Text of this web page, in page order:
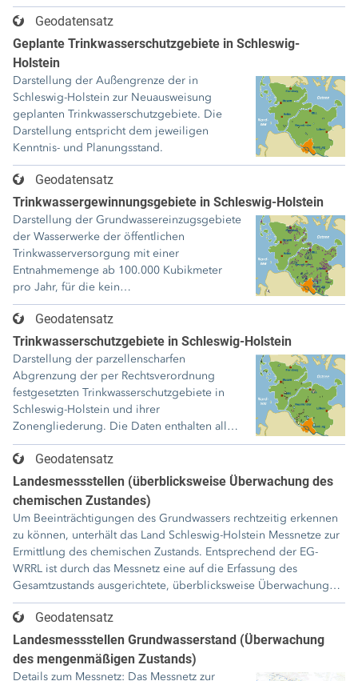
gebildet. Wasserkörper stellen hierbei die kleinste Einheit dar,
die die WRRL betrachtet. Das WRRL-Monitoring bezieht sich in
Schleswig-Holstein auf 73 Wasserkörper mit jeweils einer
Seefläche von mehr als 50 ha, davon sind 62 Seen natürlich und
elf Seen künstlich entstanden. Hinsichtlich dieser Seen ist
Deutschland berichtspflichtig gegenüber der EU.
Geodatensatz
Geplante Trinkwasserschutzgebiete in Schleswig-
Holstein
Darstellung der Außengrenze der in
Schleswig-Holstein zur Neuausweisung
geplanten Trinkwasserschutzgebiete. Die
Darstellung entspricht dem jeweiligen
Kenntnis- und Planungsstand.
Geodatensatz
Trinkwassergewinnungsgebiete in Schleswig-Holstein
Darstellung der Grundwassereinzugsgebiete
der Wasserwerke der öffentlichen
Trinkwasserversorgung mit einer
Entnahmemenge ab 100.000 Kubikmeter
pro Jahr, für die kein
Trinkwasserschutzgebiet festgesetzt oder
geplant ist. Entnahmen aus
unterschiedlichen Grundwasserstockwerken
führen in einigen Fällen zu Überlagerungen
hydraulisch getrennter Einzugsgebiete. Der
in Schleswig-Holstein verwendete Begriff
"Trinkwassergewinnungsgebiet" ist rechtlich
nicht normiert. Eigene rechtsverbindliche
Trinkwassergewinnungsgebiete bestehen
"Trinkwassergewinnungsgebiet" ist
allerdings als Kategorie in der
Regionalplanung eingeführt, da in
Trinkwassergewinnungsgebieten neben der
Sicherung der öffentlichen
Trinkwasserversorgung dem Gesichtspunkt
des vorsorgenden Grundwasserschutzes bei
der Abwägung mit anderen
Nutzungsansprüchen ein besonderes
Gewicht zukommt.
Geodatensatz
Trinkwasserschutzgebiete in Schleswig-Holstein
Darstellung der parzellenscharfen
Abgrenzung der per Rechtsverordnung
festgesetzten Trinkwasserschutzgebiete in
Schleswig-Holstein und ihrer
Zonengliederung. Die Daten enthalten alle
festgesetzten Schutzzonen mit Ausnahme der
Zone I.Geodatensatz
Landesmessstellen (überblicksweise Überwachung des
chemischen Zustandes)
Um Beeinträchtigungen des Grundwassers rechtzeitig erkennen
zu können, unterhält das Land Schleswig-Holstein Messnetze zur
Ermittlung des chemischen Zustands. Entsprechend der EG-
WRRL ist durch das Messnetz eine auf die Erfassung des
Gesamtzustands ausgerichtete, überblicksweise Überwachung
des chemischen Zustands sicherzustellen. Die überblicksweise
Überwachung des chemischen Zustands wird landesweit in allen
Grundwasserkörpern vorgenommen und hat folgende
Aufgaben: - Überwachung des chemischen Zustands, -
Beurteilung des chemischen Zustands der Grundwasserkörper, -
Geodatensatz
Landesmessstellen Grundwasserstand (Überwachung
des mengenmäßigen Zustands)
Details zum Messnetz: Das Messnetz zur